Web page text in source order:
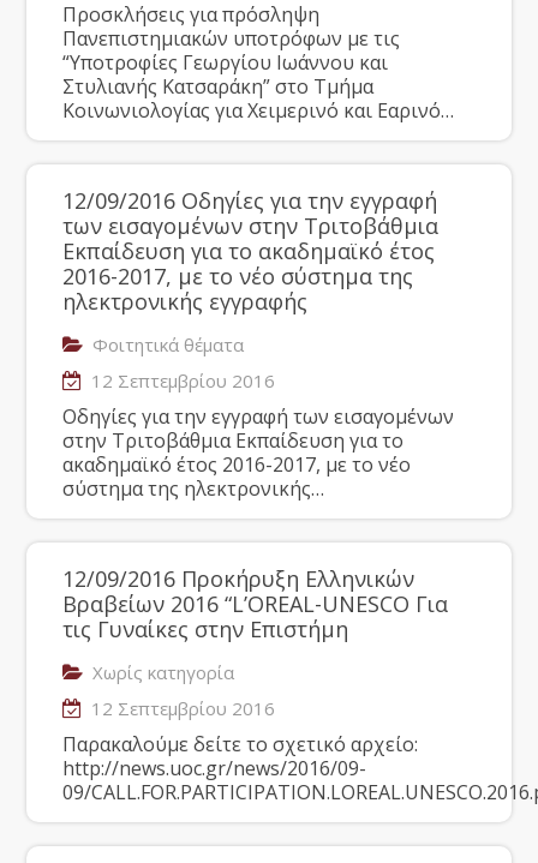
Προσκλήσεις για πρόσληψη
Πανεπιστημιακών υποτρόφων με τις
“Υποτροφίες Γεωργίου Ιωάννου και
Στυλιανής Κατσαράκη” στο Τμήμα
Κοινωνιολογίας για Χειμερινό και Εαρινό…
12/09/2016 Οδηγίες για την εγγραφή
των εισαγομένων στην Tριτοβάθμια
Eκπαίδευση για το ακαδημαϊκό έτος
2016-2017, με το νέο σύστημα της
ηλεκτρονικής εγγραφής
Φοιτητικά θέματα
12 Σεπτεμβρίου 2016
Οδηγίες για την εγγραφή των εισαγομένων
στην Tριτοβάθμια Eκπαίδευση για το
ακαδημαϊκό έτος 2016-2017, με το νέο
σύστημα της ηλεκτρονικής…
12/09/2016 Προκήρυξη Ελληνικών
Βραβείων 2016 “L’OREAL-UNESCO Για
τις Γυναίκες στην Επιστήμη
Χωρίς κατηγορία
12 Σεπτεμβρίου 2016
Παρακαλούμε δείτε το σχετικό αρχείο:
http://news.uoc.gr/news/2016/09-
09/